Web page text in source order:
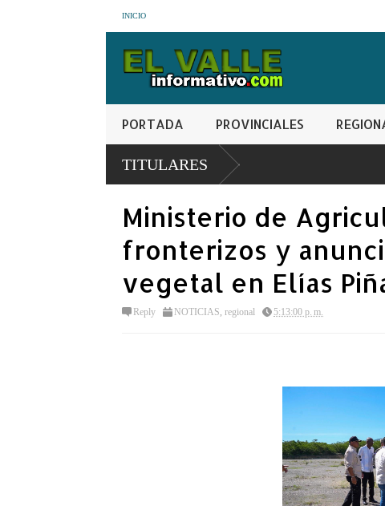
INICIO
PORTADA PROVINCIALES
TITULARES
Ministerio de
fronterizos y
vegetal en Elías
Reply NOTICIAS, regional 5:13:00 p. m.